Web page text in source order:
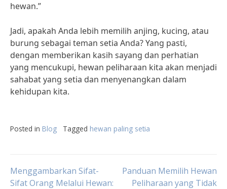
hewan.”
Jadi, apakah Anda lebih memilih anjing, kucing, atau
burung sebagai teman setia Anda? Yang pasti,
dengan memberikan kasih sayang dan perhatian
yang mencukupi, hewan peliharaan kita akan menjadi
sahabat yang setia dan menyenangkan dalam
kehidupan kita.
Posted in Blog Tagged hewan paling setia
Post
Menggambarkan Sifat-
Sifat Orang Melalui Hewan:
Panduan Memilih Hewan
Peliharaan yang Tidak